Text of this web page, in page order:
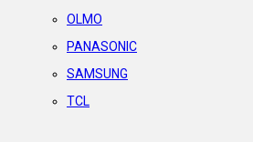
OLMO
PANASONIC
SAMSUNG
TCL